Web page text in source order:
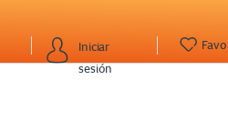
Iniciar
sesión